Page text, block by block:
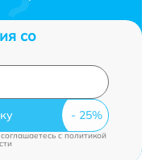
со
cполитикой